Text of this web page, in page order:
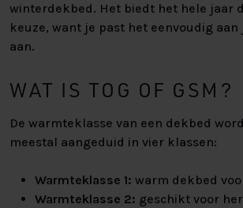
winterdekbed. Het biedt het hele jaar
keuze, want je past het eenvoudig
aan.
WAT IS TOG OF GSM?
De warmteklasse van een dekbed
meestal aangeduid in vier klassen:
Warmteklasse 1: warm dekbed
Warmteklasse 2: geschikt voor